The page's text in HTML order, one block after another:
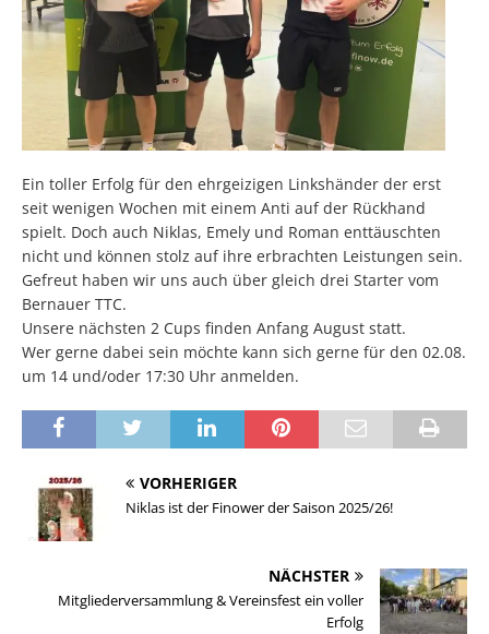
Ein toller Erfolg für den ehrgeizigen Linkshänder der erst
seit wenigen Wochen mit einem Anti auf der Rückhand
spielt. Doch auch Niklas, Emely und Roman enttäuschten
nicht und können stolz auf ihre erbrachten Leistungen sein.
Gefreut haben wir uns auch über gleich drei Starter vom
Bernauer TTC.
Unsere nächsten 2 Cups finden Anfang August statt.
Wer gerne dabei sein möchte kann sich gerne für den 02.08.
um 14 und/oder 17:30 Uhr anmelden.
VORHERIGER
Niklas ist der Finower der Saison 2025/26!
NÄCHSTER
Mitgliederversammlung & Vereinsfest ein voller
Erfolg